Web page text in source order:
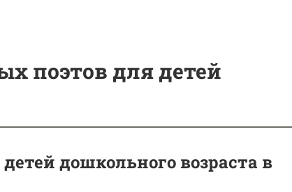
поэтов для детей
дошкольного возраста в